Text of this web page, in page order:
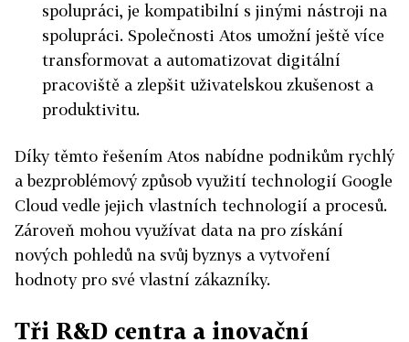
spolupráci, je kompatibilní s jinými nástroji na
spolupráci. Společnosti Atos umožní ještě více
transformovat a automatizovat digitální
pracoviště a zlepšit uživatelskou zkušenost a
produktivitu.
Díky těmto řešením Atos nabídne podnikům rychlý
a bezproblémový způsob využití technologií Google
Cloud vedle jejich vlastních technologií a procesů.
Zároveň mohou využívat data na pro získání
nových pohledů na svůj byznys a vytvoření
hodnoty pro své vlastní zákazníky.
Tři R&D centra a inovační